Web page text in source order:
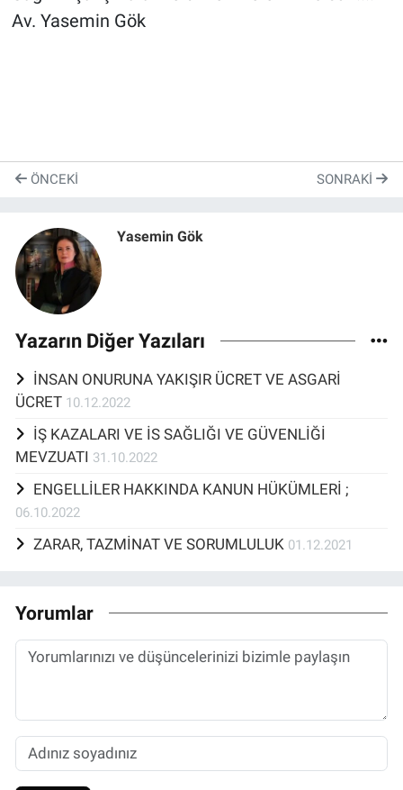
Av. Yasemin Gök
ÖNCEKI SONRAKI
Yasemin Gök
Yazarın Diğer Yazıları
İNSAN ONURUNA YAKIŞIR ÜCRET VE ASGARİ
ÜCRET 10.12.2022
İŞ KAZALARI VE İS SAĞLIĞI VE GÜVENLİĞİ
MEVZUATI 31.10.2022
ENGELLİLER HAKKINDA KANUN HÜKÜMLERİ ;
06.10.2022
ZARAR, TAZMİNAT VE SORUMLULUK 01.12.2021
Yorumlar